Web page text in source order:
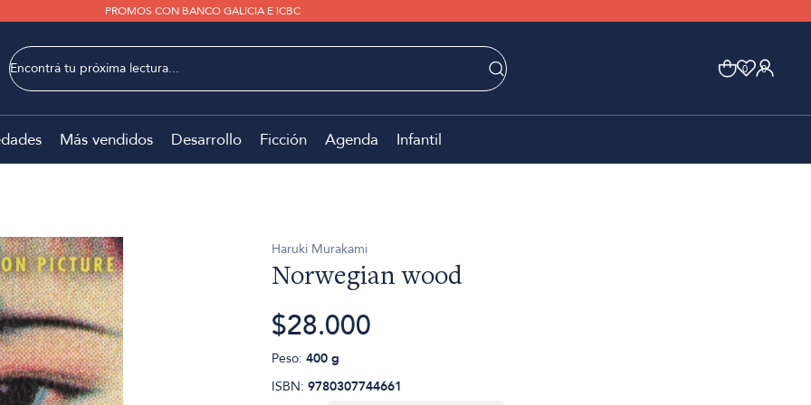
PROMOS CON BANCO GALICIA E ICBC
0 0
Más vendidos Desarrollo Ficción Agenda Infantil
Haruki Murakami
Norwegian wood
$28.000
Peso: 400 g
ISBN: 9780307744661